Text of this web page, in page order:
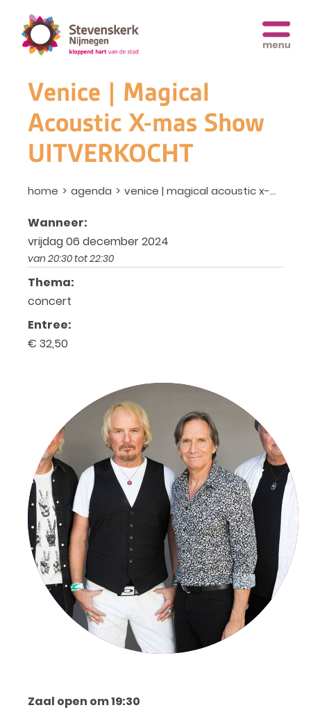
Venice | Magical
Acoustic X-mas Show
UITVERKOCHT
home agenda venice | magical acoustic x-mas show uitverkocht
Wanneer:
vrijdag 06 december 2024
van 20:30 tot 22:30
Thema:
concert
Entree:
€ 32,50
Zaal open om 19:30